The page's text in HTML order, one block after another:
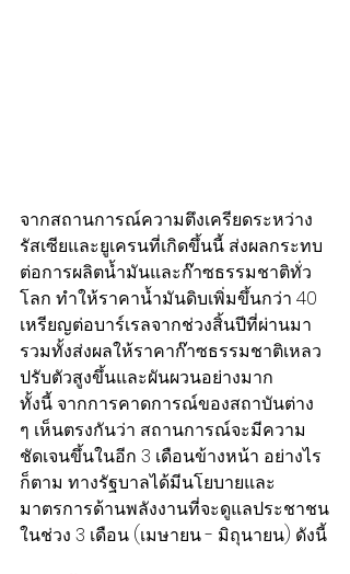
จากสถานการณ์ความตึงเครียดระหว่าง
รัสเซียและยูเครนที่เกิดขึ้นนี้ ส่งผลกระทบ
ต่อการผลิตน้ำมันและก๊าซธรรมชาติทั่ว
โลก ทำให้ราคาน้ำมันดิบเพิ่มขึ้นกว่า 40
เหรียญต่อบาร์เรลจากช่วงสิ้นปีที่ผ่านมา
รวมทั้งส่งผลให้ราคาก๊าซธรรมชาติเหลว
ปรับตัวสูงขึ้นและผันผวนอย่างมาก
ทั้งนี้ จากการคาดการณ์ของสถาบันต่าง
ๆ เห็นตรงกันว่า สถานการณ์จะมีความ
ชัดเจนขึ้นในอีก 3 เดือนข้างหน้า อย่างไร
ก็ตาม ทางรัฐบาลได้มีนโยบายและ
มาตรการด้านพลังงานที่จะดูแลประชาชน
ในช่วง 3 เดือน (เมษายน - มิถุนายน) ดังนี้